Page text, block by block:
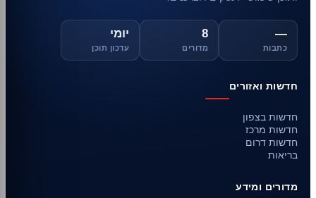
—
כתבות
8
מדורים
יומי
עדכון תוכן
חדשות ואזורים
חדשות בצפון
חדשות מרכז
חדשות דרום
בריאות
מדורים ומידע